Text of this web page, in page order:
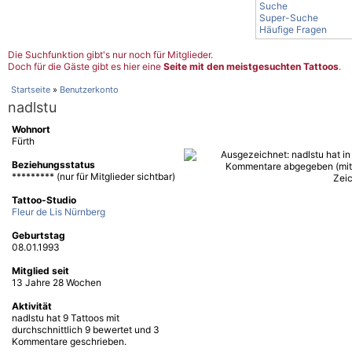
Suche
Super-Suche
Häufige Fragen
Die Suchfunktion gibt's nur noch für Mitglieder.
Doch für die Gäste gibt es hier eine Seite mit den meistgesuchten Tattoos.
Startseite » Benutzerkonto
nadlstu
Wohnort
Fürth
Beziehungsstatus
********* (nur für Mitglieder sichtbar)
Tattoo-Studio
Fleur de Lis Nürnberg
Geburtstag
08.01.1993
Mitglied seit
13 Jahre 28 Wochen
Aktivität
nadlstu hat 9 Tattoos mit
durchschnittlich 9 bewertet und 3
Kommentare geschrieben.